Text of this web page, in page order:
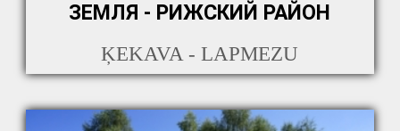
ЗЕМЛЯ - РИЖСКИЙ РАЙОН
ĶEKAVA - LAPMEZU